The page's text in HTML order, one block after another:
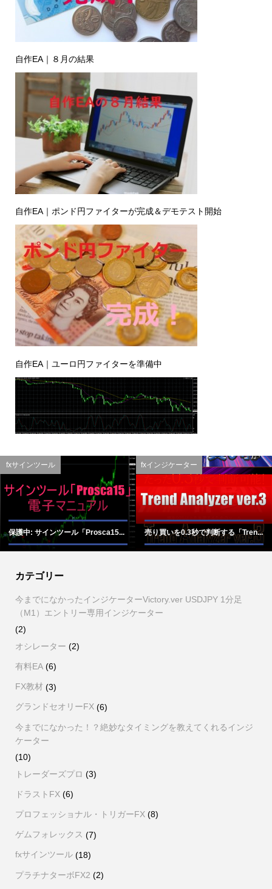
自作EA｜８月の結果
自作EA｜ポンド円ファイターが完成＆デモテスト開始
自作EA｜ユーロ円ファイターを準備中
fxサインツール
保護中: サインツール「Prosca15...
fxインジケーター
売り買いを0.3秒で判断する「Tren...
カテゴリー
今までになかったインジケーターVictory.ver USDJPY 1分足
（M1）エントリー専用インジケーター
(2)
オシレーター (2)
有料EA(6)
FX教材(3)
グランドセオリーFX(6)
今までになかった！？絶妙なタイミングを教えてくれるインジ
ケーター
(10)
トレーダーズプロ (3)
ドラストFX(6)
プロフェッショナル・トリガーFX(8)
ゲムフォレックス (7)
fxサインツール(18)
プラチナターボFX2 (2)